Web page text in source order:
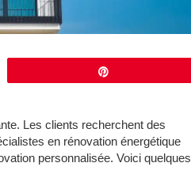
Les clients recherchent des
en rénovation énergétique
personnalisée. Voici quelques